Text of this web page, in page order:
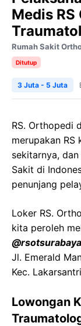
Medis
Rumah Sakit
Ditutup
3 Juta - 5 Juta
RS. Orthopedi
merupakan RS
sekitarnya,
Sakit di
penunjang
Loker RS.
kita peroleh
Jl. Emerald
Kec.
Lowongan